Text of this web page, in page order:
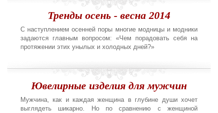
Тренды осень - весна 2014
С наступлением осенней поры многие модницы и модники
задаются главным вопросом: «Чем порадовать себя на
протяжении этих унылых и холодных дней?»
Ювелирные изделия для мужчин
Мужчина, как и каждая женщина в глубине души хочет
выглядеть шикарно. Но по сравнению с женщиной